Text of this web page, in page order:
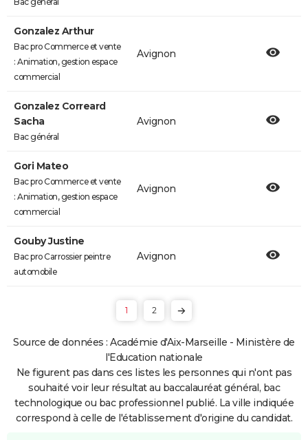
Gonzalez Arthur
Bac pro Commerce et vente
: Animation, gestion espace
commercial
Avignon
Gonzalez Correard
Sacha
Bac général
Avignon
Gori Mateo
Bac pro Commerce et vente
: Animation, gestion espace
commercial
Avignon
Gouby Justine
Bac pro Carrossier peintre
automobile
Avignon
1 2
Source de données : Académie d'Aix-Marseille - Ministère de
l'Education nationale
Ne figurent pas dans ces listes les personnes qui n'ont pas
souhaité voir leur résultat au baccalauréat général, bac
technologique ou bac professionnel publié. La ville indiquée
correspond à celle de l'établissement d'origine du candidat.